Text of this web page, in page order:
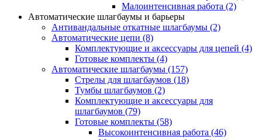
Малоинтенсивная работа (2)
Автоматические шлагбаумы и барьеры
Антивандальные откатные шлагбаумы (2)
Автоматические цепи (8)
Комплектующие и аксессуары для цепей (4)
Готовые комплекты (4)
Автоматические шлагбаумы (157)
Стрелы для шлагбаумов (18)
Тумбы шлагбаумов (2)
Комплектующие и аксессуары для
шлагбаумов (79)
Готовые комплекты (58)
Высокоинтенсивная работа (46)